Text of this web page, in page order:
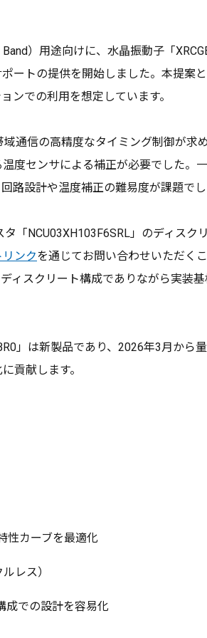
）用途向けに、水晶振動子「
ートの提供を開始しました。本提案
ンでの利用を想定しています。
通信の高精度なタイミング制御が
度センサによる補正が必要でした。
路設計や温度補正の難易度が課題でし
「NCU03XH103F6SRL」のディス
ンクを通じてお問い合わせいただく
ィスクリート構成でありながら実装
」は新製品であり、2026年3月か
貢献します。
性カーブを最適化
レス）
成での設計を容易化